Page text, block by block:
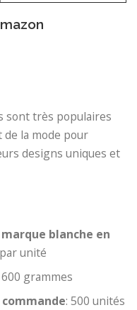
sont très populaires
la mode pour
designs uniques et
blanche en
unité
600 grammes
: 500 unités